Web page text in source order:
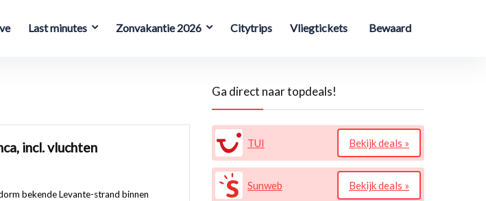
Last minutes Zonvakantie 2026 Citytrips Vliegtickets Bewaard
incl. vluchten
bekende Levante-strand binnen
Ga direct naar topdeals!
TUI Bekijk deals »
Sunweb Bekijk deals »